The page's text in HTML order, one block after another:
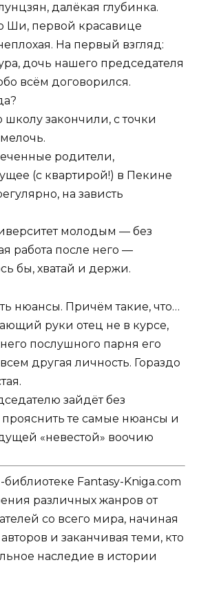
далёкая глубинка.
Ши, первой красавице
На первый взгляд:
дочь нашего председателя
всём договорился.
школу закончили, с точки
родители,
(с квартирой!) в Пекине
на зависть
молодым — без
работа после него —
бы, хватай и держи.
нюансы. Причём такие, что…
руки отец не в курсе,
послушного парня его
другая личность. Гораздо
зайдёт без
те самые нюансы и
«невестой» воочию
Fantasy-Kniga.com
различных жанров от
со всего мира, начиная
и заканчивая теми, кто
наследие в истории